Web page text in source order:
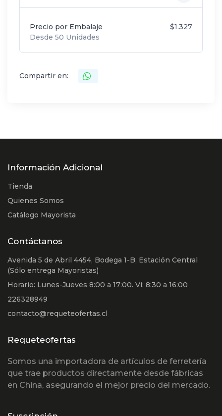
Precio por Embalaje
Desde 50 Unidades
$1.327
Compartir en:
Información Adicional
Tienda
Quienes Somos
Catálogo Mayorista
Contáctanos
Avenida 5 de Abril 4454, Bodega 1-B, Estación Central
(Sólo entrega Mayoristas)
Horario: Lunes-Jueves 8:00 a 17:00. Vi: 8:30 a 16:00
226328949
contacto@requeteofertas.cl
Requeteofertas
Somos una importadora de artículos de ferretería
que trae productos directamente desde fábricas
en China, asegurando el mejor precio del mercado.